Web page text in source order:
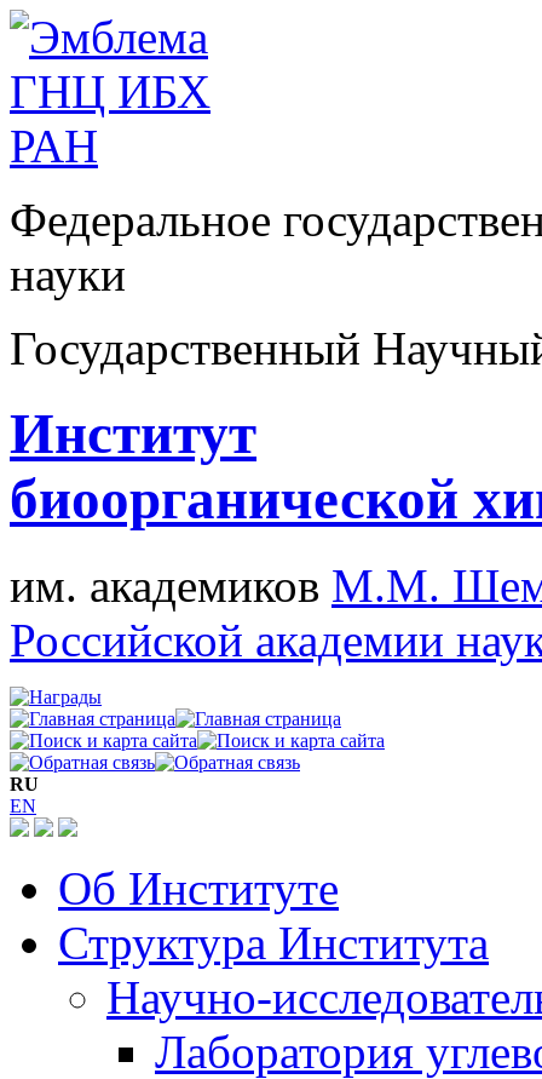
Федеральное
науки
Государственный
Институт
биоорганической
им. академиков М.М.
Российской академии
RU
EN
Об Институте
Структура Института
Научно-
Лаборатория